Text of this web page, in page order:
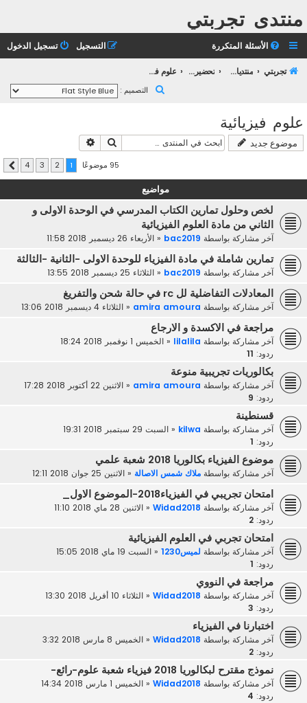
منتدى تجربتي
الأسئلة المتكررة تسجيل الدخول التسجيل
تجربتي منتديات التعليم الثانوي تحضير بكالوريا 2023 علوم فيزيائية
التصميم :
ب
علوم فيزيائية
موضوع جديد بحث
95 موضوعًا 2
3
4 التالي
مواضيع
لخص وحلول تمارين الكتاب المدرسي في الوحدة الاولى و
الثاني من مادة العلوم الفيزيائية
آخر مشاركة بواسطة bac2019
« الأربعاء 26 ديسمبر 2018 11:58
تمارين شاملة في مادة الفيزياء للوحدة الاولى -الثانية -الثالثة
آخر مشاركة بواسطة bac2019
« الثلاثاء 25 ديسمبر 2018 13:55
المعادلات التفاضلية لل rc في حالة شحن والتفريغ
آخر مشاركة بواسطة amira amoura
« الثلاثاء 4 ديسمبر 2018 13:06
مراجعة في الاكسدة و الارجاع
آخر مشاركة بواسطة lilalila
« الخميس 1 نوفمبر 2018 18:24
ردود: 11
بكالوريات تجريبية منوعة
آخر مشاركة بواسطة amira amoura
« الاثنين 22 أكتوبر 2018 17:28
ردود: 9
قسنطينة
آخر مشاركة بواسطة kilwa
« السبت 29 سبتمبر 2018 19:31
ردود:
موضوع الفيزياء بكالوريا 2018 شعبة علمي
آخر مشاركة بواسطة ملاك شمس الاصالة« الاثنين 25 جوان 2018 12:11
امتحان تجريبي في الفيزياء2018-الموضوع الاول_
آخر مشاركة بواسطة Widad2018
« الاثنين 28 ماي 2018 11:10
ردود: 2
امتحان تجربي في العلوم الفيزيائية
آخر مشاركة بواسطة لميس1230 « السبت 19 ماي 2018 15:05
ردود:
مراجعة في النووي
آخر مشاركة بواسطة Widad2018
« الثلاثاء 10 أفريل 2018 13:30
ردود: 3
اختبارنا في الفيزياء
آخر مشاركة بواسطة Widad2018
« الخميس 8 مارس 2018 3:32
ردود: 2
نموذج مقترح لبكالوريا 2018 فيزياء شعبة علوم-رائع-
آخر مشاركة بواسطة Widad2018
« الخميس 1 مارس 2018 14:34
ردود: 4